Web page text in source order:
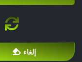
إلغاء